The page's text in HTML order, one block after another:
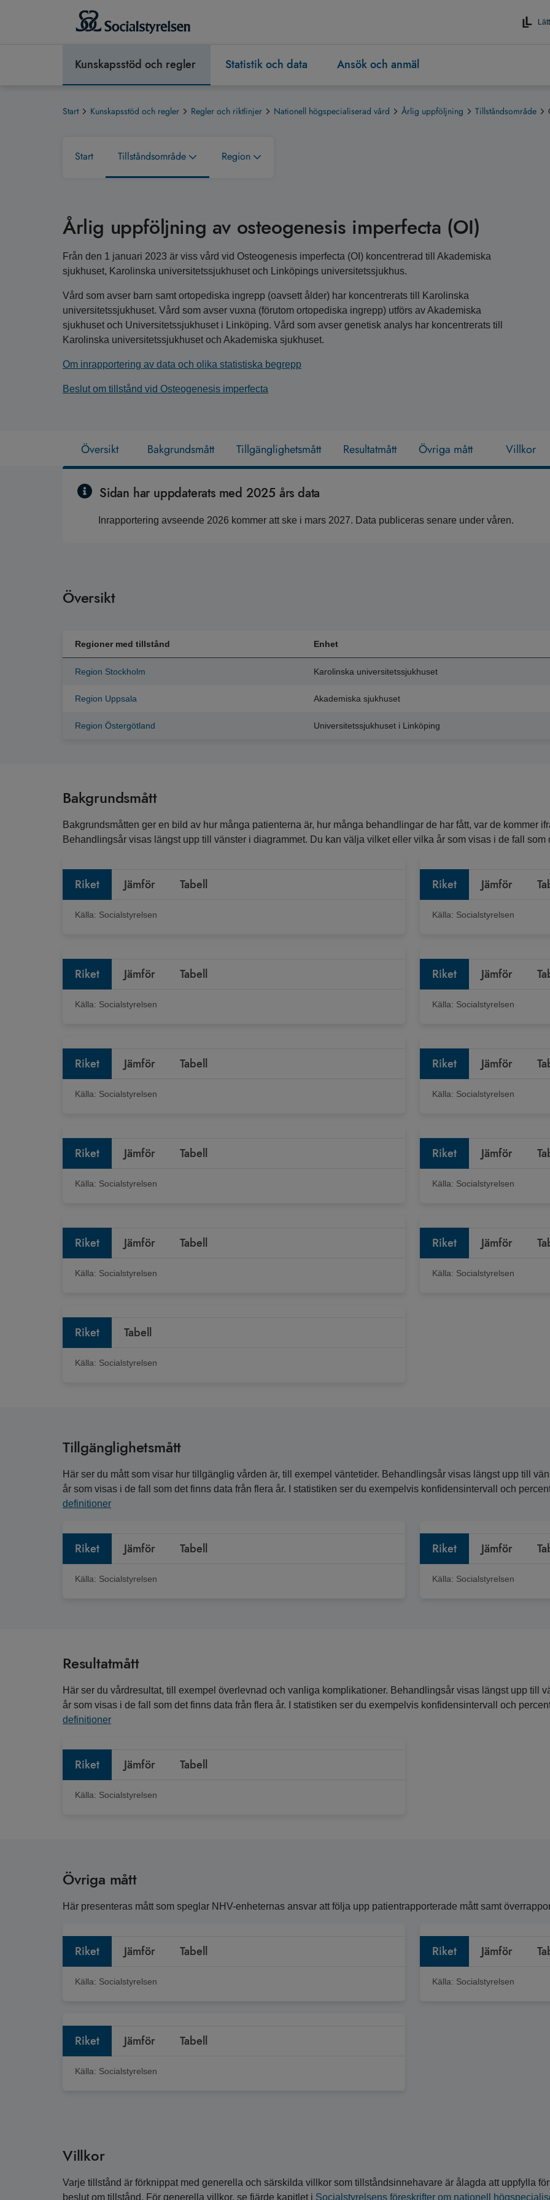
Kunskapsstöd och regler Statistik och data Ansök och anmäl
Start Kunskapsstöd och regler Regler och riktlinjer Nationell högspecialiserad vård Årlig uppföljning Tillståndsområde
Start Tillståndsområde Region
Årlig uppföljning av osteogenesis imperfecta (OI)
Från den 1 januari 2023 är viss vård vid Osteogenesis imperfecta (OI) koncentrerad till Akademiska
sjukhuset, Karolinska universitetssjukhuset och Linköpings universitetssjukhus.
Vård som avser barn samt ortopediska ingrepp (oavsett ålder) har koncentrerats till Karolinska
universitetssjukhuset. Vård som avser vuxna (förutom ortopediska ingrepp) utförs av Akademiska
sjukhuset och Universitetssjukhuset i Linköping. Vård som avser genetisk analys har koncentrerats till
Karolinska universitetssjukhuset och Akademiska sjukhuset.
Om inrapportering av data och olika statistiska begrepp
Beslut om tillstånd vid Osteogenesis imperfecta
Översikt Bakgrundsmått Tillgänglighetsmått Resultatmått Övriga mått Villkor
Sidan har uppdaterats med 2025 års data
Inrapportering avseende 2026 kommer att ske i mars 2027. Data publiceras senare under våren.
Översikt
Regioner med tillstånd Enhet
Region Stockholm Karolinska universitetssjukhuset
Region Uppsala Akademiska sjukhuset
Region Östergötland Universitetssjukhuset i Linköping
Bakgrundsmått
Bakgrundsmåtten ger en bild av hur många patienterna är, hur många behandlingar de har fått, var de kommer
Behandlingsår visas längst upp till vänster i diagrammet. Du kan välja vilket eller vilka år som visas i de fall som
Riket Jämför Tabell
Källa: Socialstyrelsen
Riket Jämför
Källa: Socialstyrelsen
Riket Jämför Tabell
Källa: Socialstyrelsen
Riket Jämför
Källa: Socialstyrelsen
Riket Jämför Tabell
Källa: Socialstyrelsen
Riket Jämför
Källa: Socialstyrelsen
Riket Jämför Tabell
Källa: Socialstyrelsen
Riket Jämför
Källa: Socialstyrelsen
Riket Jämför Tabell
Källa: Socialstyrelsen
Riket Jämför
Källa: Socialstyrelsen
Riket Tabell
Källa: Socialstyrelsen
Tillgänglighetsmått
Här ser du mått som visar hur tillgänglig vården är, till exempel väntetider. Behandlingsår visas längst upp till
år som visas i de fall som det finns data från flera år. I statistiken ser du exempelvis konfidensintervall och
definitioner
Riket Jämför Tabell
Källa: Socialstyrelsen
Riket Jämför
Källa: Socialstyrelsen
Resultatmått
Här ser du vårdresultat, till exempel överlevnad och vanliga komplikationer. Behandlingsår visas längst upp till
år som visas i de fall som det finns data från flera år. I statistiken ser du exempelvis konfidensintervall och
definitioner
Riket Jämför Tabell
Källa: Socialstyrelsen
Övriga mått
Här presenteras mått som speglar NHV-enheternas ansvar att följa upp patientrapporterade mått samt
Riket Jämför Tabell
Källa: Socialstyrelsen
Riket Jämför
Källa: Socialstyrelsen
Riket Jämför Tabell
Källa: Socialstyrelsen
Villkor
Varje tillstånd är förknippat med generella och särskilda villkor som tillståndsinnehavare är ålagda att uppfylla
beslut om tillstånd. För generella villkor, se fjärde kapitlet i Socialstyrelsens föreskrifter om nationell